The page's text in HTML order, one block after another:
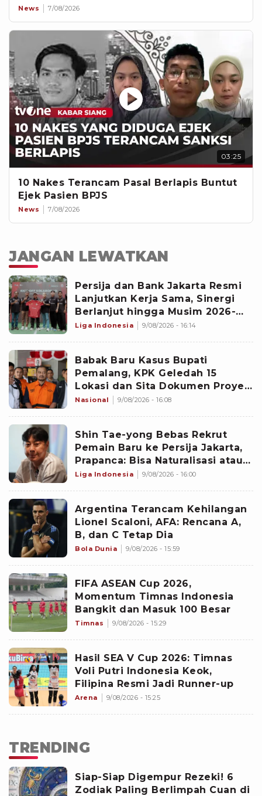
News 7/08/2026
03:25
10 Nakes Terancam Pasal Berlapis Buntut
Ejek Pasien BPJS
News 7/08/2026
JANGAN LEWATKAN
‎Persija dan Bank Jakarta Resmi
Lanjutkan Kerja Sama, Sinergi
Berlanjut hingga Musim 2026-
2027
Liga Indonesia 9/08/2026 - 16:14
Babak Baru Kasus Bupati
Pemalang, KPK Geledah 15
Lokasi dan Sita Dokumen Proyek
PUPR hingga CCTV Hotel
Nasional 9/08/2026 - 16:08
‎Shin Tae-yong Bebas Rekrut
Pemain Baru ke Persija Jakarta,
Prapanca: Bisa Naturalisasi atau
Asing
Liga Indonesia 9/08/2026 - 16:00
Argentina Terancam Kehilangan
Lionel Scaloni, AFA: Rencana A,
B, dan C Tetap Dia
Bola Dunia 9/08/2026 - 15:59
FIFA ASEAN Cup 2026,
Momentum Timnas Indonesia
Bangkit dan Masuk 100 Besar
Timnas 9/08/2026 - 15:29
Hasil SEA V Cup 2026: Timnas
Voli Putri Indonesia Keok,
Filipina Resmi Jadi Runner-up
Arena 9/08/2026 - 15:25
TRENDING
Siap-Siap Digempur Rezeki! 6
Zodiak Paling Berlimpah Cuan di